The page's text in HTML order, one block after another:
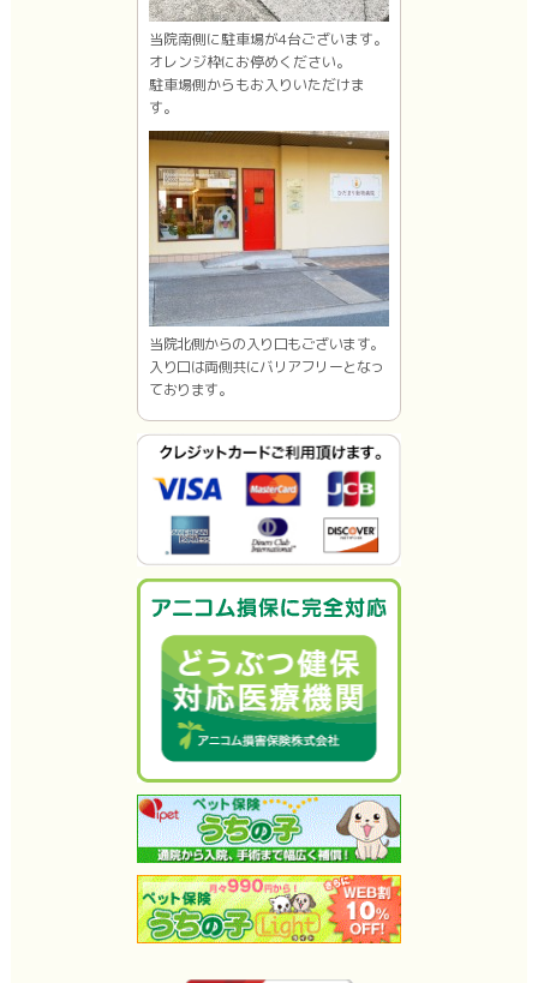
当院南側に駐車場が4台ございます。
オレンジ枠にお停めください。
駐車場側からもお入りいただけま
す。
当院北側からの入り口もございます。
入り口は両側共にバリアフリーとなっ
ております。